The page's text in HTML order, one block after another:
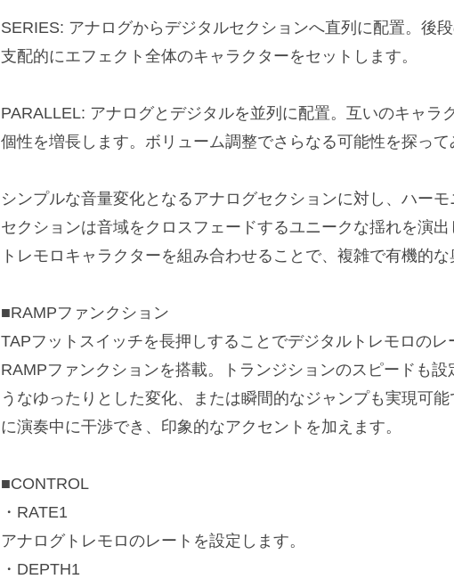
SERIES: アナログからデジタルセクションへ直列に配置。後
支配的にエフェクト全体のキャラクターをセットします。
PARALLEL: アナログとデジタルを並列に配置。互いのキャラ
個性を増長します。ボリューム調整でさらなる可能性を探って
シンプルな音量変化となるアナログセクションに対し、ハー
セクションは音域をクロスフェードするユニークな揺れを演
トレモロキャラクターを組み合わせることで、複雑で有機的な
■RAMPファンクション
TAPフットスイッチを長押しすることでデジタルトレモロのレ
RAMPファンクションを搭載。トランジションのスピードも設
うなゆったりとした変化、または瞬間的なジャンプも実現可
に演奏中に干渉でき、印象的なアクセントを加えます。
■CONTROL
・RATE1
アナログトレモロのレートを設定します。
・DEPTH1